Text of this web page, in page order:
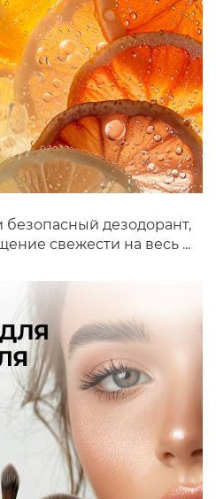
дезодорант,
свежести на весь ...